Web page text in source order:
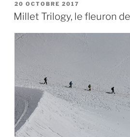
PUBLIÉ
LE
20 OCTOBRE 2017
Millet Trilogy, le fleuron